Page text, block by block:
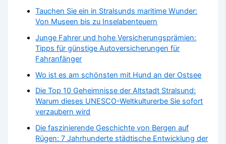
Tauchen Sie ein in Stralsunds maritime Wunder:
Von Museen bis zu Inselabenteuern
Junge Fahrer und hohe Versicherungsprämien:
Tipps für günstige Autoversicherungen für
Fahranfänger
Wo ist es am schönsten mit Hund an der Ostsee
Die Top 10 Geheimnisse der Altstadt Stralsund:
Warum dieses UNESCO-Weltkulturerbe Sie sofort
verzaubern wird
Die faszinierende Geschichte von Bergen auf
Rügen: 7 Jahrhunderte städtische Entwicklung der